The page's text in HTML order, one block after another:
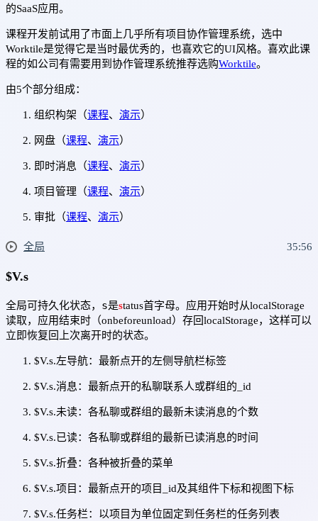
的SaaS应用。
课程开发前试用了市面上几乎所有项目协作管理系统，选中
Worktile是觉得它是当时最优秀的，也喜欢它的UI风格。喜欢此课
程的如公司有需要用到协作管理系统推荐选购Worktile。
由5个部分组成：
组织构架（课程、 演示）
网盘（课程、 演示）
即时消息（课程、 演示）
项目管理（课程、 演示）
审批（课程、 演示）
全局 35:56
$V.s
全局可持久化状态， s是status首字母。应用开始时从localStorage
读取，应用结束时（onbeforeunload）存回localStorage，这样可以
立即恢复回上次离开时的状态。
$V.s.左导航：最新点开的左侧导航栏标签
$V.s.消息：最新点开的私聊联系人或群组的_id
$V.s.未读：各私聊或群组的最新未读消息的个数
$V.s.已读：各私聊或群组的最新已读消息的时间
$V.s.折叠：各种被折叠的菜单
$V.s.项目：最新点开的项目_id及其组件下标和视图下标
$V.s.任务栏：以项目为单位固定到任务栏的任务列表